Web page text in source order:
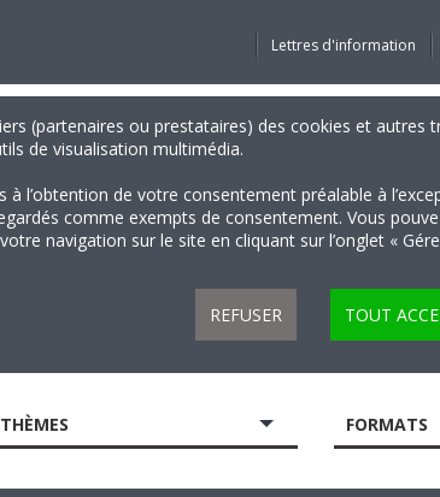
Lettres d'information
(partenaires ou prestataires) des cookies et
de visualisation multimédia.
l’obtention de votre consentement préalable à
comme exempts de consentement. Vous
navigation sur le site en cliquant sur l’onglet «
REFUSER TOUT
THÈMES FORMATS